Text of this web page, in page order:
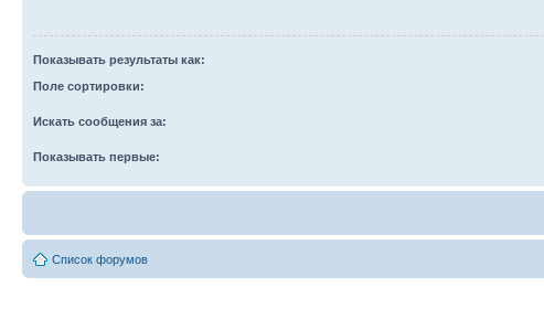
Показывать результаты как:
Поле сортировки:
Искать сообщения за:
Показывать первые:
Список форумов